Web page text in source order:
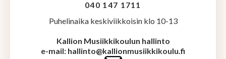
040 147 1711
Puhelinaika keskiviikkoisin klo 10-13
Kallion Musiikkikoulun hallinto
e-mail: hallinto@kallionmusiikkikoulu.fi